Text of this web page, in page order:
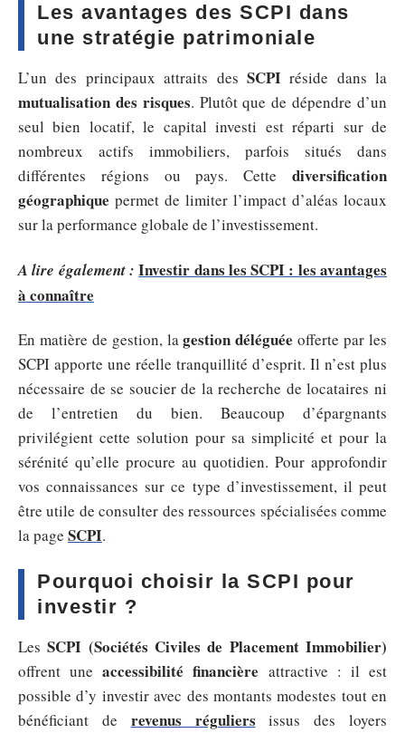
Les avantages des SCPI dans
une stratégie patrimoniale
L’un des principaux attraits des SCPIréside dans la
mutualisation des risques. Plutôt que de dépendre d’un
seul bien locatif, le capital investi est réparti sur de
nombreux actifs immobiliers, parfois situés dans
différentes régions ou pays. Cette diversification
géographique permet de limiter l’impact d’aléas locaux
sur la performance globale de l’investissement.
A lire également : Investir dans les SCPI : les avantages
à connaître
En matière de gestion, lagestion déléguée offerte par les
SCPI apporte une réelle tranquillité d’esprit. Il n’est plus
nécessaire de se soucier de la recherche de locataires ni
de l’entretien du bien. Beaucoup d’épargnants
privilégient cette solution pour sa simplicité et pour la
sérénité qu’elle procure au quotidien. Pour approfondir
vos connaissances sur ce type d’investissement, il peut
être utile de consulter des ressources spécialisées comme
la page SCPI.
Pourquoi choisir la SCPI pour
investir ?
LesSCPI (Sociétés Civiles de Placement Immobilier)
offrent uneaccessibilité financière attractive : il est
possible d’y investir avec des montants modestes tout en
bénéficiant de revenus réguliers issus des loyers